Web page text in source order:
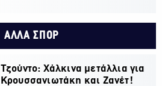
ΑΛΛΑ ΣΠΟΡ
Τζούντο: Χάλκινα μετάλλια για
Κρουσσανιωτάκη και Ζανέτ!